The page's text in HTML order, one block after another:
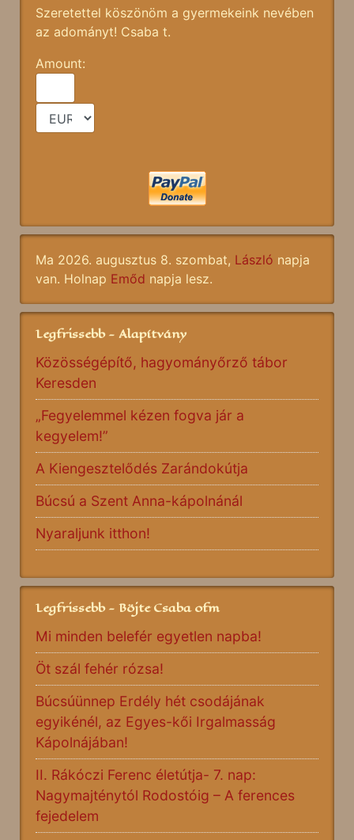
Szeretettel köszönöm a gyermekeink nevében
az adományt! Csaba t.
Amount:
Ma 2026. augusztus 8. szombat, László napja
van. Holnap Emőd napja lesz.
Legfrissebb - Alapítvány
Közösségépítő, hagyományőrző tábor
Keresden
„Fegyelemmel kézen fogva jár a
kegyelem!”
A Kiengesztelődés Zarándokútja
Búcsú a Szent Anna-kápolnánál
Nyaraljunk itthon!
Legfrissebb - Böjte Csaba ofm
Mi minden belefér egyetlen napba!
Öt szál fehér rózsa!
Búcsúünnep Erdély hét csodájának
egyikénél, az Egyes-kői Irgalmasság
Kápolnájában!
II. Rákóczi Ferenc életútja- 7. nap:
Nagymajténytól Rodostóig – A ferences
fejedelem